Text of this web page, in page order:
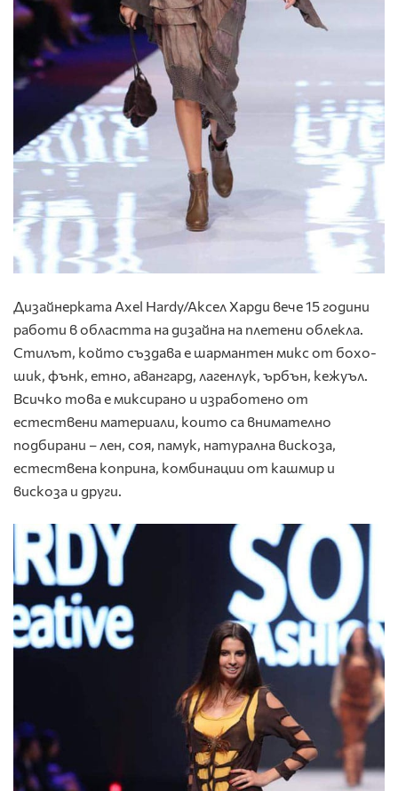
Дизайнерката Axel Hardy/Aксел Харди вече 15 години
работи в областта на дизайна на плетени облекла.
Стилът, който създава е шармантен микс от бохо-
шик, фънк, етно, авангард, лагенлук, ърбън, кежуъл.
Всичко това е миксирано и изработено от
естествени материали, които са внимателно
подбирани – лен, соя, памук, натурална вискоза,
естествена коприна, комбинации от кашмир и
вискоза и други.